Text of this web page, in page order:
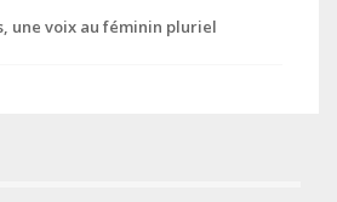
une voix au féminin pluriel